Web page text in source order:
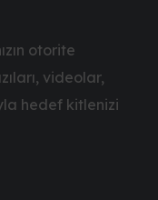
otorite
videolar,
hedef kitlenizi